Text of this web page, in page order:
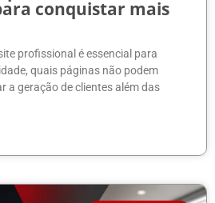
conquistar mais
profissional é essencial para
quais páginas não podem
a geração de clientes além das